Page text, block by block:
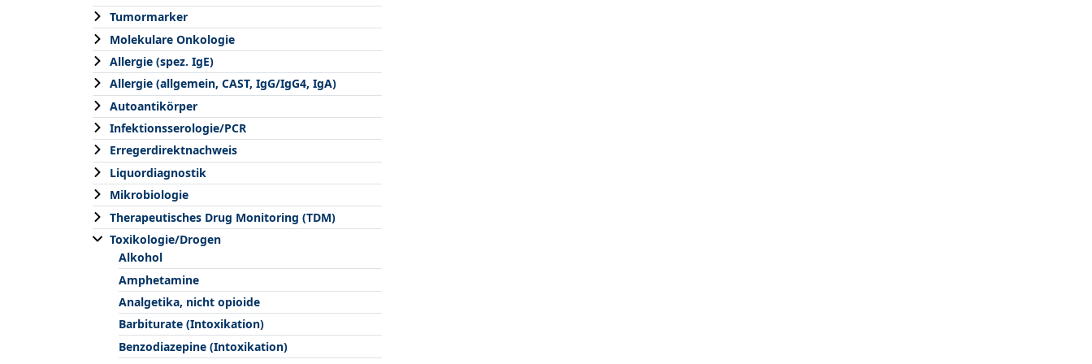
Tumormarker
Molekulare Onkologie
Allergie (spez. IgE)
Allergie (allgemein, CAST, IgG/IgG4, IgA)
Autoantikörper
Infektionsserologie/PCR
Erregerdirektnachweis
Liquordiagnostik
Mikrobiologie
Therapeutisches Drug Monitoring (TDM)
Toxikologie/Drogen
Alkohol
Amphetamine
Analgetika, nicht opioide
Barbiturate (Intoxikation)
Benzodiazepine (Intoxikation)